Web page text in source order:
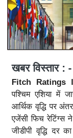
खबर विस्तार : -
Fitch
पश्चिम एशिया में
आर्थिक वृद्धि पर
एजेंसी फिच रेटिंग्स
जीडीपी वृद्धि दर